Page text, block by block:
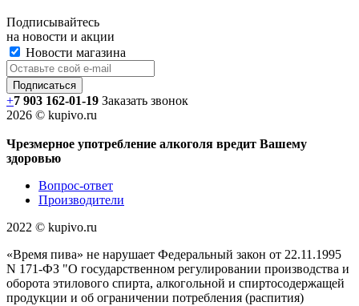
Подписывайтесь
на новости и акции
Новости магазина
+7 903 162-01-19 Заказать звонок
2026 © kupivo.ru
Чрезмерное употребление алкоголя вредит Вашему
здоровью
Вопрос-ответ
Производители
2022 ©️ kupivo.ru
«Время пива» не нарушает Федеральный закон от 22.11.1995
N 171-ФЗ "О государственном регулировании производства и
оборота этилового спирта, алкогольной и спиртосодержащей
продукции и об ограничении потребления (распития)